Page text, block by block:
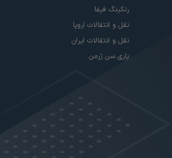
رنکینگ فیفا
نقل و انتقالات اروپا
نقل و انتقالات ایران
پاری سن ژرمن